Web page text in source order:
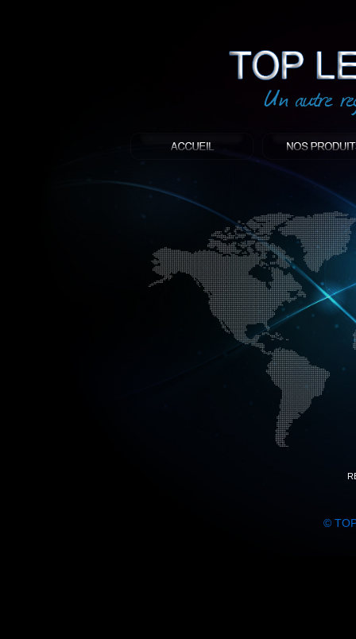
©
: Top led world
Produit décoratif led
Objet publicitaire led
éclairage blanc led
Enseigne publicitaire
Fabriquant et distributeur français
gamme à base de LED.
led, Topledworld, top led world, top
économie énergie, edf, lumière,